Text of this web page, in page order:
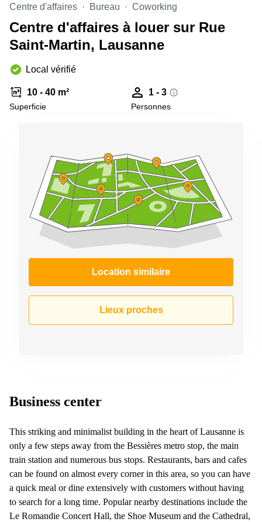
réunion
Zurich
Salles
de
Genève
Salle de
réunion
Lausanne
Lausanne
Louis-
18
de l’Ile
Genève
Route
Esplanade
de Pont-
Rouge 4
Lancy
Route
Meyrin
de la
Drance 2
Route
Pièce
1
Bahnhofstrasse
10 Zürich
Centre d'affaires Bureau Coworking
Centre d'affaires à louer sur Rue
Saint-Martin, Lausanne
Local vérifié
10 - 40 m²
Superficie
1 - 3
Personnes
Location similaire
Lieux proches
Business center
This striking and minimalist building in the heart of Lausanne is
only a few steps away from the Bessières metro stop, the main
train station and numerous bus stops. Restaurants, bars and cafes
can be found on almost every corner in this area, so you can have
a quick meal or dine extensively with customers without having
to search for a long time. Popular nearby destinations include the
Le Romandie Concert Hall, the Shoe Museum and the Cathedral,